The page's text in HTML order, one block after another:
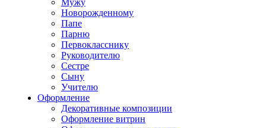
Мужу
Новорожденному
Папе
Парню
Первокласснику
Руководителю
Сестре
Сыну
Учителю
Оформление
Декоративные композиции
Оформление витрин